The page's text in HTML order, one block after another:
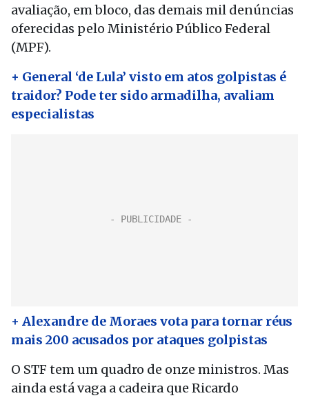
avaliação, em bloco, das demais mil denúncias
oferecidas pelo Ministério Público Federal
(MPF).
+ General ‘de Lula’ visto em atos golpistas é
traidor? Pode ter sido armadilha, avaliam
especialistas
+ Alexandre de Moraes vota para tornar réus
mais 200 acusados por ataques golpistas
O STF tem um quadro de onze ministros. Mas
ainda está vaga a cadeira que Ricardo